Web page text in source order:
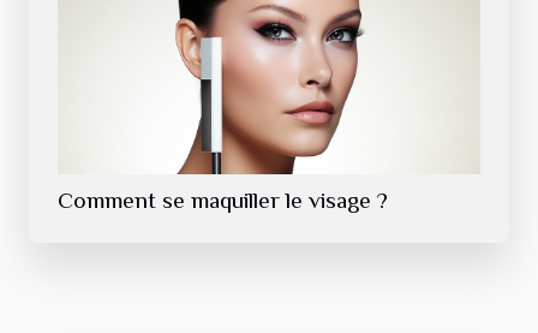
Comment se maquiller le visage ?